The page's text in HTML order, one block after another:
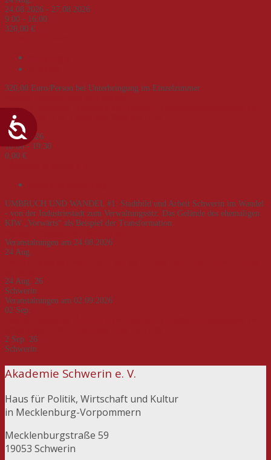
24.08.2026 - 27.08.2026
9:00 - 16:00
320,00 €
320,00 Euro/Person bei Unterbringung im Einzelzimmer
Veranstaltungsreihe "Umbruch und Wandel - Transformationsprozesse und -
erfahrungen in M-V nach dem Ende der DDR"
02 Sep.
02.09.2026
18:00 - 19:30
0,00 €
UMBRUCH UND WANDEL #1: Stadtbild und Arbeit Schwerin im Wandel
- von der Industriestadt zum Verwaltungssitz: Das Gelände des ehemaligen
KIW „Vorwärts“ als Beispiel der Transformation
Veranstaltungen am 24.08.2026
24 Aug.
24 Aug. 26
Schwerin
Veranstaltungen am 02.09.2026
02 Sep.
2 Sep. 26
Schwerin
Akademie Schwerin e. V.
Haus für Politik, Wirtschaft und Kultur
in Mecklenburg-Vorpommern
Mecklenburgstraße 59
19053 Schwerin